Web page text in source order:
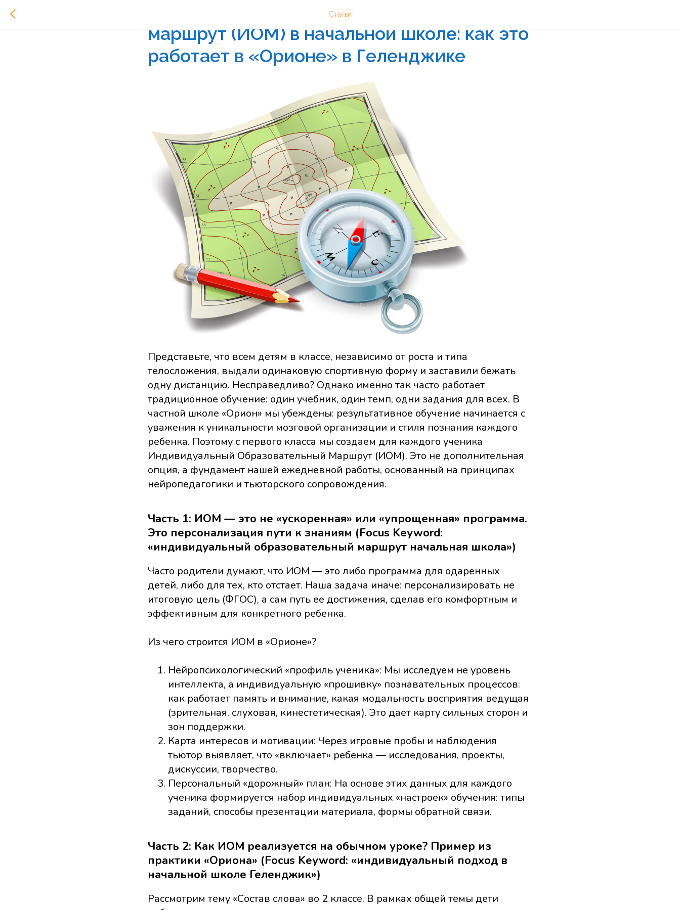
Статьи
Индивидуальный образовательный
маршрут (ИОМ) в начальной школе: как это
работает в «Орионе» в Геленджике
Представьте, что всем детям в классе, независимо от роста и типа
телосложения, выдали одинаковую спортивную форму и заставили бежать
одну дистанцию. Несправедливо? Однако именно так часто работает
традиционное обучение: один учебник, один темп, одни задания для всех. В
частной школе «Орион» мы убеждены: результативное обучение начинается с
уважения к уникальности мозговой организации и стиля познания каждого
ребенка. Поэтому с первого класса мы создаем для каждого ученика
Индивидуальный Образовательный Маршрут (ИОМ). Это не дополнительная
опция, а фундамент нашей ежедневной работы, основанный на принципах
нейропедагогики и тьюторского сопровождения.
Часть 1: ИОМ — это не «ускоренная» или «упрощенная» программа.
Это персонализация пути к знаниям (Focus Keyword:
«индивидуальный образовательный маршрут начальная школа»)
Часто родители думают, что ИОМ — это либо программа для одаренных
детей, либо для тех, кто отстает. Наша задача иначе: персонализировать не
итоговую цель (ФГОС), а сам путь ее достижения, сделав его комфортным и
эффективным для конкретного ребенка.
Из чего строится ИОМ в «Орионе»?
Нейропсихологический «профиль ученика»: Мы исследуем не уровень
интеллекта, а индивидуальную «прошивку» познавательных процессов:
как работает память и внимание, какая модальность восприятия ведущая
(зрительная, слуховая, кинестетическая). Это дает карту сильных сторон и
зон поддержки.
Карта интересов и мотивации: Через игровые пробы и наблюдения
тьютор выявляет, что «включает» ребенка — исследования, проекты,
дискуссии, творчество.
Персональный «дорожный» план: На основе этих данных для каждого
ученика формируется набор индивидуальных «настроек» обучения: типы
заданий, способы презентации материала, формы обратной связи.
Часть 2: Как ИОМ реализуется на обычном уроке? Пример из
практики «Ориона» (Focus Keyword: «индивидуальный подход в
начальной школе Геленджик»)
Рассмотрим тему «Состав слова» во 2 классе. В рамках общей темы дети